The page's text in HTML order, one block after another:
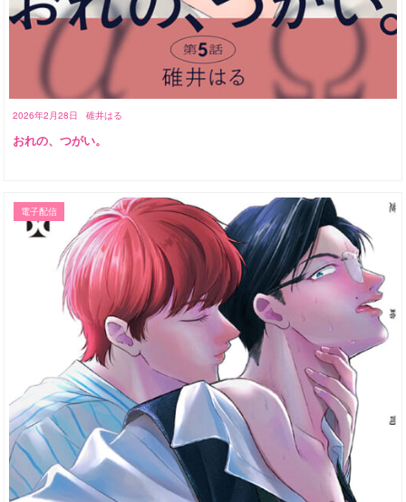
2026年2月28日 碓井はる
おれの、つがい。
電子配信